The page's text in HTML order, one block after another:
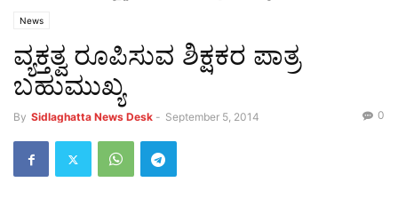
News
ವ್ಯಕ್ತತ್ವ ರೂಪಿಸುವ ಶಿಕ್ಷಕರ ಪಾತ್ರ
ಬಹುಮುಖ್ಯ
By Sidlaghatta News Desk - September 5, 2014 0